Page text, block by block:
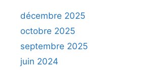
décembre 2025
octobre 2025
septembre 2025
juin 2024